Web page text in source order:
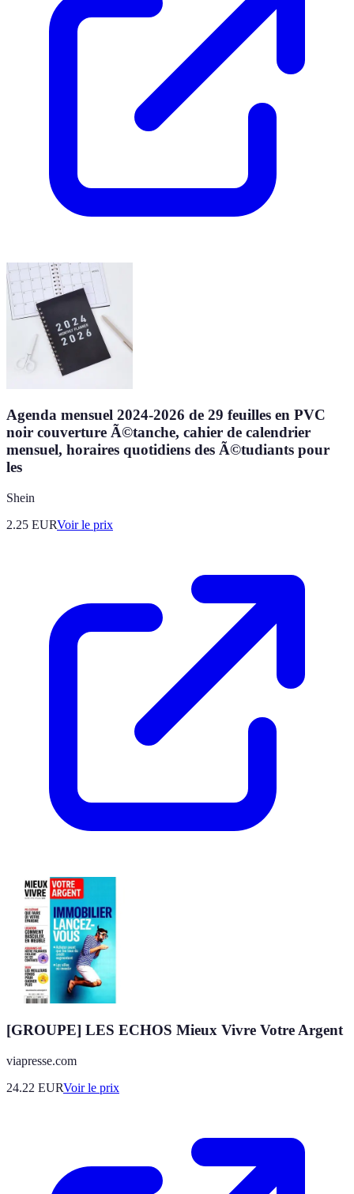
Agenda mensuel 2024-2026 de 29 feuilles en PVC
noir couverture Ã©tanche, cahier de calendrier
mensuel, horaires quotidiens des Ã©tudiants pour
les
Shein
2.25 EURVoir le prix
[GROUPE] LES ECHOS Mieux Vivre Votre Argent
viapresse.com
24.22 EURVoir le prix